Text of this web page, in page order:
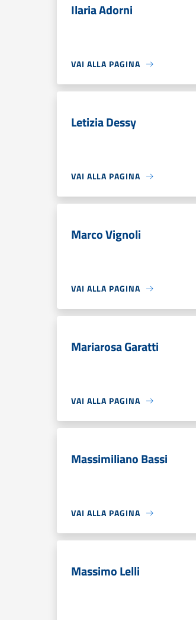
Ilaria Adorni
VAI ALLA PAGINA
Letizia Dessy
VAI ALLA PAGINA
Marco Vignoli
VAI ALLA PAGINA
Mariarosa Garatti
VAI ALLA PAGINA
Massimiliano Bassi
VAI ALLA PAGINA
Massimo Lelli